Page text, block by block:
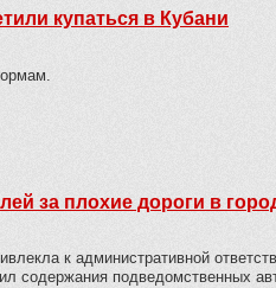
купаться в Кубани
за плохие дороги в
к административной
содержания подведомственных